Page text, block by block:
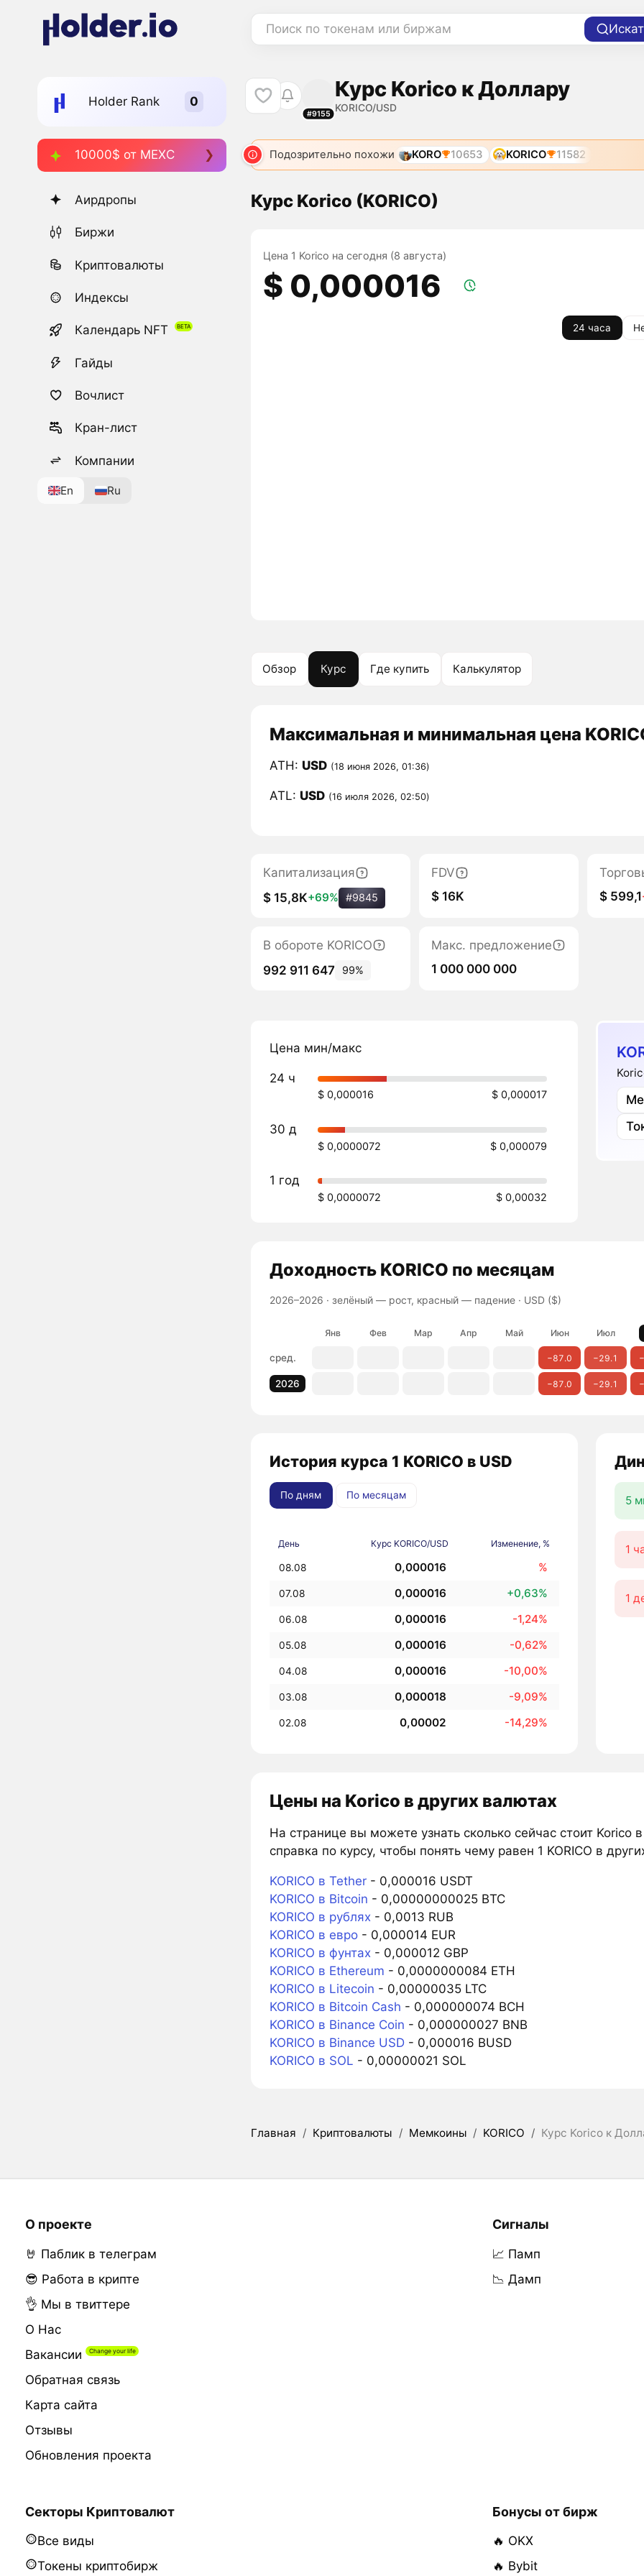
Поиск по токенам или биржам
Holder Rank
10000$ от MEXC
Аирдропы
Биржи
Криптовалюты
Индексы
Календарь NFT
Гайды
Вочлист
Кран-лист
Компании
En Ru
#9155
Курс Korico к Доллару
KORICO/USD
Подозрительно похожи KORO 10653 KORICO 11582
Курс Korico (KORICO)
Цена 1 Korico на сегодня (8 августа)
$ 0,000016
24 часа
Обзор Курс Где купить Калькулятор
Максимальная и минимальная цена
ATH: USD (18 июня 2026, 01:36)
ATL: USD (16 июля 2026, 02:50)
Капитализация
$ 15,8K+69% #9845
FDV
$ 16K
$ 599,1
В обороте KORICO
992 911 647
99%
Макс. предложение
1 000 000 000
Цена мин/макс
24 ч
$ 0,000016 $ 0,000017
30 д
$ 0,0000072 $ 0,000079
1 год
$ 0,0000072 $ 0,00032
ДоходностьKORICO по месяцам
2026–2026 · зелёный — рост, красный — падение· USD ($)
Янв Фев Мар Апр Май Июн Июл
сред. −87.0 −29.1
2026 −87.0 −29.1
История курса 1 KORICO в USD
По дням По месяцам
День Курс KORICO/USD Изменение, %
08.08 0,000016 %
07.08 0,000016 +0,63%
06.08 0,000016 -1,24%
05.08 0,000016 -0,62%
04.08 0,000016 -10,00%
03.08 0,000018 -9,09%
02.08 0,00002 -14,29%
5
1
1
Цены на Korico в других валютах
На странице вы можете узнать сколько сейчас стоит Korico
справка по курсу, чтобы понять чему равен 1 KORICO в
KORICO в Tether- 0,000016 USDT
KORICO в Bitcoin - 0,00000000025 BTC
KORICO в рублях- 0,0013 RUB
KORICO в евро- 0,000014 EUR
KORICO в фунтах- 0,000012 GBP
KORICO в Ethereum - 0,0000000084 ETH
KORICO в Litecoin - 0,00000035 LTC
KORICO в Bitcoin Cash - 0,000000074 BCH
KORICO в Binance Coin - 0,000000027 BNB
KORICO в Binance USD- 0,000016 BUSD
KORICO в SOL - 0,00000021 SOL
Главная / Криптовалюты / Мемкоины / KORICO / Курс Korico к
О проекте
🤘 Паблик в телеграм
😎 Работа в крипте
👌 Мы в твиттере
О Нас
Вакансии
Обратная связь
Карта сайта
Отзывы
Обновления проекта
Сигналы
📈 Памп
📉 Дамп
Секторы Криптовалют
Все виды
Токены криптобирж
Бонусы от бирж
🔥 OKX
🔥 Bybit